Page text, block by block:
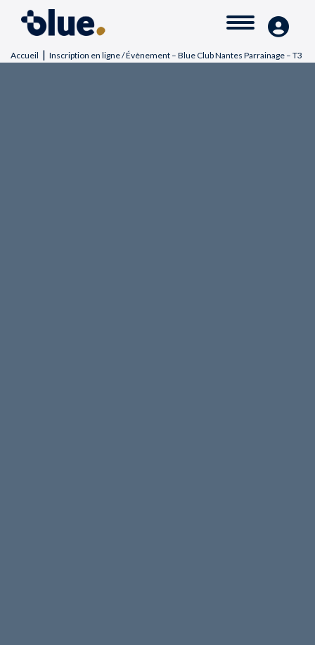
Accueil | Inscription en ligne / Évènement – Blue Club Nantes Parrainage – T3